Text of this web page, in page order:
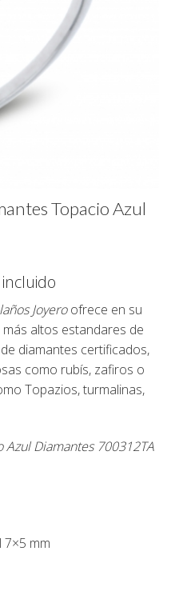
Topacio Azul
incluido
Joyeroofrece en su
altos estandares de
diamantes certificados,
como rubís, zafiros o
Topazios, turmalinas,
Diamantes 700312TA
7×5 mm